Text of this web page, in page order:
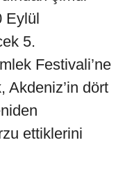
Eylül
5.
Festivali’ne
Akdeniz’in dört
ettiklerini